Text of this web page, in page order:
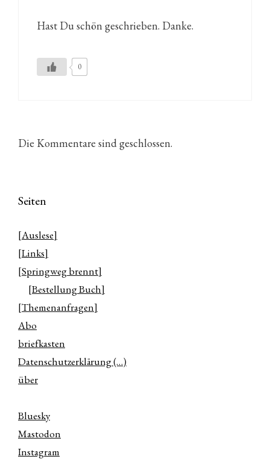
Hast Du schön geschrieben. Danke.
0
Die Kommentare sind geschlossen.
Seiten
[Auslese]
[Links]
[Springweg brennt]
[Bestellung Buch]
[Themenanfragen]
Abo
briefkasten
Datenschutzerklärung (…)
über
Bluesky
Mastodon
Instagram